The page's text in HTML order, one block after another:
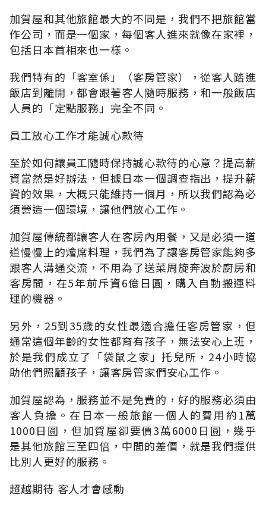
加賀屋和其他旅館最大的不同是，我們不把旅館當
作公司，而是一個家，每個客人進來就像在家裡，
包括日本首相來也一樣。
我們特有的「客室係」（客房管家），從客人踏進
飯店到離開，都會跟著客人隨時服務，和一般飯店
人員的「定點服務」完全不同。
員工放心工作才能誠心款待
至於如何讓員工隨時保持誠心款待的心意？提高薪
資當然是好辦法，但據日本一個調查指出，提升薪
資的效果，大概只能維持一個月，所以我們認為必
須營造一個環境，讓他們放心工作。
加賀屋傳統都讓客人在客房內用餐，又是必須一道
道慢慢上的燴席料理，我們為了讓客房管家能夠多
跟客人溝通交流，不用為了送菜周旋奔波於廚房和
客房間，在5年前斥資6億日圓，購入自動搬運料
理的機器。
另外，25到35歲的女性最適合擔任客房管家，但
通常這個年齡的女性都育有孩子，無法安心上班，
於是我們成立了「袋鼠之家」托兒所，24小時協
助他們照顧孩子，讓客房管家們安心工作。
加賀屋認為，服務並不是免費的，好的服務必須由
客人負擔。在日本一般旅館一個人的費用約1萬
1000日圓，但加賀屋卻要價3萬6000日圓，幾乎
是其他旅館三至四倍，中間的差價，就是我們提供
比別人更好的服務。
超越期待 客人才會感動